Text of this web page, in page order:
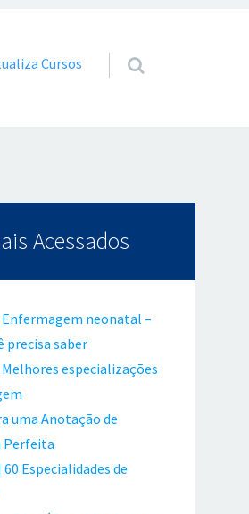
Cursos
Acessados
neonatal –
precisa saber
Melhores especializações
uma Anotação de
Perfeita
Especialidades de